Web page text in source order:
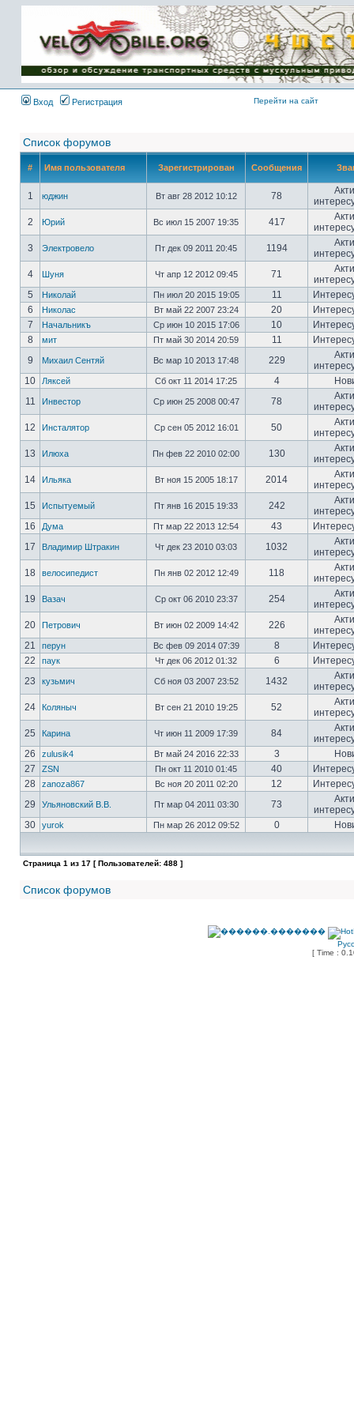
Имя пользователя:
Пароль:
{ LOG_ME_IN_SHORT
}
Вход
Регистрация Перейти на сайт
Список форумов
# Имя пользователя Зарегистрирован Сообщения
1 юджин Вт авг 28 2012 10:12 78
2
Юрий Вс июл 15 2007 19:35 417
3
Электровело Пт дек 09 2011 20:45 1194
4
Шуня Чт апр 12 2012 09:45 71
5
Николай Пн июл 20 2015 19:05 11
6
Николас Вт май 22 2007 23:24 20
7
Начальникъ Ср июн 10 2015 17:06 10
8
мит Пт май 30 2014 20:59 11
9
Михаил Сентяй Вс мар 10 2013 17:48 229
10
Ляксей Сб окт 11 2014 17:25 4
11
Инвестор Ср июн 25 2008 00:47 78
12
Инсталятор Ср сен 05 2012 16:01 50
13
Илюха Пн фев 22 2010 02:00 130
14
Ильяка Вт ноя 15 2005 18:17 2014
15
Испытуемый Пт янв 16 2015 19:33 242
16
Дума Пт мар 22 2013 12:54 43
17
Владимир Штракин Чт дек 23 2010 03:03 1032
18
велосипедист Пн янв 02 2012 12:49 118
19
Вазач Ср окт 06 2010 23:37 254
20
Петрович Вт июн 02 2009 14:42 226
21
перун Вс фев 09 2014 07:39 8
22
паук Чт дек 06 2012 01:32 6
23
кузьмич Сб ноя 03 2007 23:52 1432
24
Коляныч Вт сен 21 2010 19:25 52
25
Карина Чт июн 11 2009 17:39 84
26
zulusik4 Вт май 24 2016 22:33 3
27
ZSN Пн окт 11 2010 01:45 40
28
zanoza867 Вс ноя 20 2011 02:20 12
29
Ульяновский В.В. Пт мар 04 2011 03:30 73
30
yurok Пн мар 26 2012 09:52 0
Страница 1 из 17 [ Пользователей: 488 ]
Список форумов
[ Time :